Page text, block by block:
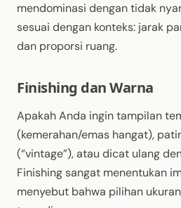
mendominasi dengan tidak
sesuai dengan konteks: jarak
dan proporsi ruang.
Finishing dan Warna
Apakah Anda ingin tampilan
(kemerahan/emas hangat),
(“vintage”), atau dicat ulang
Finishing sangat menentukan
menyebut bahwa pilihan